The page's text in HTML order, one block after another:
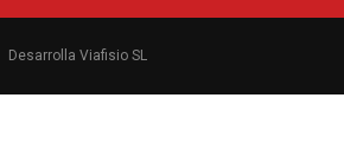
Desarrolla Viafisio SL